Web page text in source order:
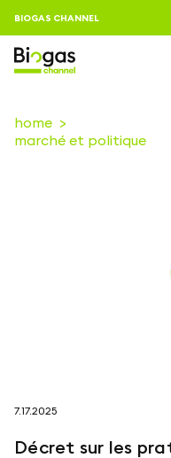
BIOGAS CHANNEL
suivez-nous sur
home
marché et politique
7.17.2025
Décret sur les